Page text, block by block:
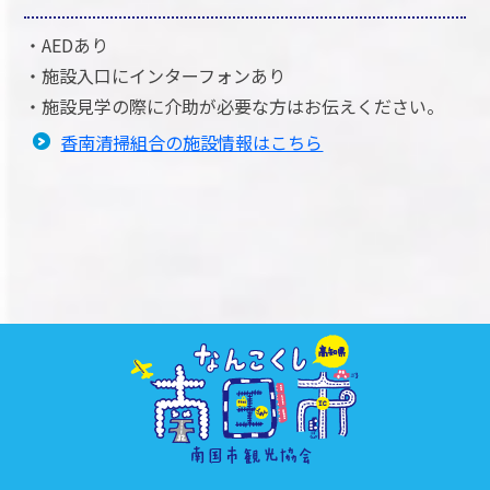
・AEDあり
・施設入口にインターフォンあり
・施設見学の際に介助が必要な方はお伝えください。
香南清掃組合の施設情報はこちら